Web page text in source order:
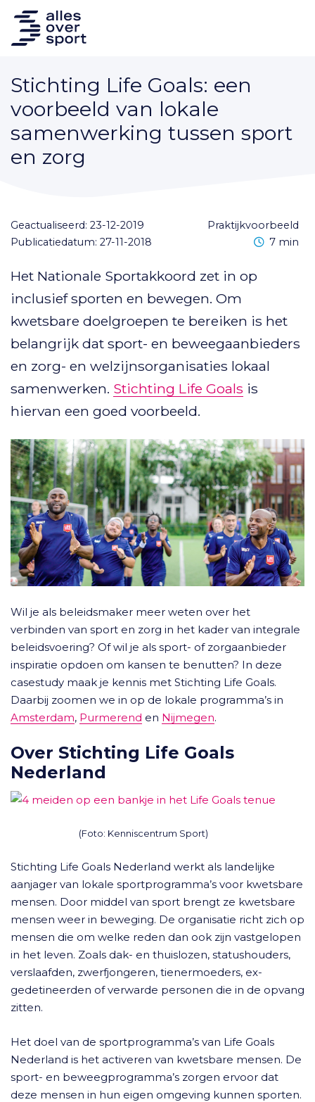
Stichting Life Goals: een
voorbeeld van lokale
samenwerking tussen sport
en zorg
praktijkvoorbeeld
Geactualiseerd: 23-12-2019
Publicatiedatum: 27-11-2018
Leestijd
7 min
Het Nationale Sportakkoord zet in op
inclusief sporten en bewegen. Om
kwetsbare doelgroepen te bereiken is het
belangrijk dat sport- en beweegaanbieders
en zorg- en welzijnsorganisaties lokaal
samenwerken. Stichting Life Goals is
hiervan een goed voorbeeld.
Wil je als beleidsmaker meer weten over het
verbinden van sport en zorg in het kader van integrale
beleidsvoering? Of wil je als sport- of zorgaanbieder
inspiratie opdoen om kansen te benutten? In deze
casestudy maak je kennis met Stichting Life Goals.
Daarbij zoomen we in op de lokale programma’s in
Amsterdam, Purmerend en Nijmegen.
Over Stichting Life Goals
Nederland
(Foto: Kenniscentrum Sport)
Stichting Life Goals Nederland werkt als landelijke
aanjager van lokale sportprogramma’s voor kwetsbare
mensen. Door middel van sport brengt ze kwetsbare
mensen weer in beweging. De organisatie richt zich op
mensen die om welke reden dan ook zijn vastgelopen
in het leven. Zoals dak- en thuislozen, statushouders,
verslaafden, zwerfjongeren, tienermoeders, ex-
gedetineerden of verwarde personen die in de opvang
zitten.
Het doel van de sportprogramma’s van Life Goals
Nederland is het activeren van kwetsbare mensen. De
sport- en beweegprogramma’s zorgen ervoor dat
deze mensen in hun eigen omgeving kunnen sporten.